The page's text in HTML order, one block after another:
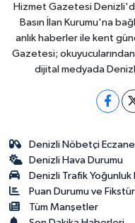
Hizmet Gazetesi
Basın İlan Kurumu'na
anlık haberler ile kent
Gazetesi; okuyucularından
dijital medyada
Denizli Nöbetçi
Denizli Hava Durumu
Denizli Trafik Yoğunluk
Puan Durumu ve Fikstür
Tüm Manşetler